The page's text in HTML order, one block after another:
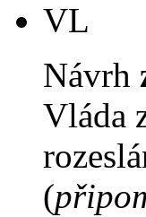
VL
Návrh
Vláda
(